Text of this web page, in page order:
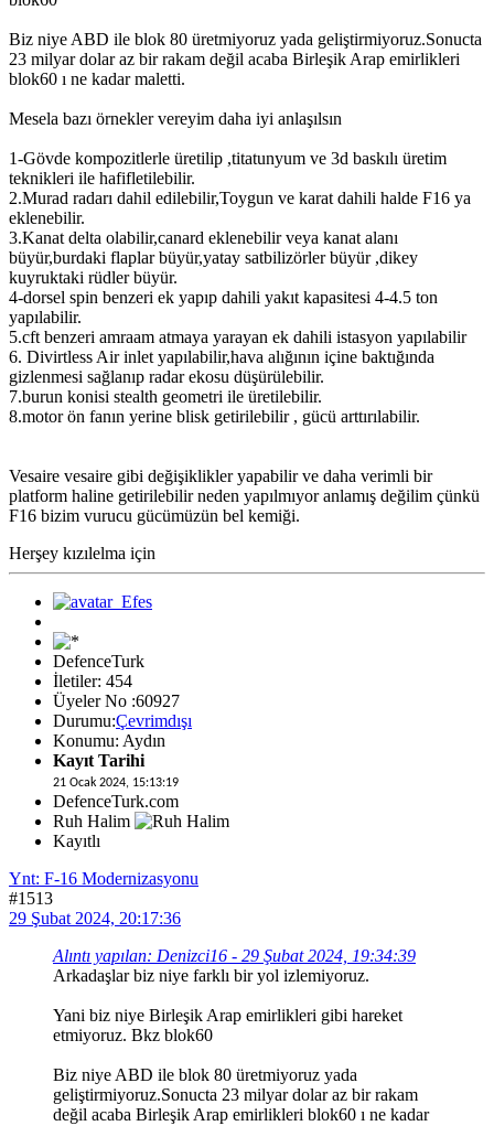
Biz niye ABD ile blok 80 üretmiyoruz yada geliştirmiyoruz.Sonucta
23 milyar dolar az bir rakam değil acaba Birleşik Arap emirlikleri
blok60 ı ne kadar maletti.
Mesela bazı örnekler vereyim daha iyi anlaşılsın
1-Gövde kompozitlerle üretilip ,titatunyum ve 3d baskılı üretim
teknikleri ile hafifletilebilir.
2.Murad radarı dahil edilebilir,Toygun ve karat dahili halde F16 ya
eklenebilir.
3.Kanat delta olabilir,canard eklenebilir veya kanat alanı
büyür,burdaki flaplar büyür,yatay satbilizörler büyür ,dikey
kuyruktaki rüdler büyür.
4-dorsel spin benzeri ek yapıp dahili yakıt kapasitesi 4-4.5 ton
yapılabilir.
5.cft benzeri amraam atmaya yarayan ek dahili istasyon yapılabilir
6. Divirtless Air inlet yapılabilir,hava alığının içine baktığında
gizlenmesi sağlanıp radar ekosu düşürülebilir.
7.burun konisi stealth geometri ile üretilebilir.
8.motor ön fanın yerine blisk getirilebilir , gücü arttırılabilir.
Vesaire vesaire gibi değişiklikler yapabilir ve daha verimli bir
platform haline getirilebilir neden yapılmıyor anlamış değilim çünkü
F16 bizim vurucu gücümüzün bel kemiği.
Herşey kızılelma için
DefenceTurk
İletiler: 454
Üyeler No :60927
Durumu:Çevrimdışı
Konumu: Aydın
Kayıt Tarihi
21 Ocak 2024, 15:13:19
DefenceTurk.com
Ruh Halim
Kayıtlı
Ynt: F-16 Modernizasyonu
#1513
29 Şubat 2024, 20:17:36
Alıntı yapılan: Denizci16 - 29 Şubat 2024, 19:34:39
Arkadaşlar biz niye farklı bir yol izlemiyoruz.
Yani biz niye Birleşik Arap emirlikleri gibi hareket
etmiyoruz. Bkz blok60
Biz niye ABD ile blok 80 üretmiyoruz yada
geliştirmiyoruz.Sonucta 23 milyar dolar az bir rakam
değil acaba Birleşik Arap emirlikleri blok60 ı ne kadar